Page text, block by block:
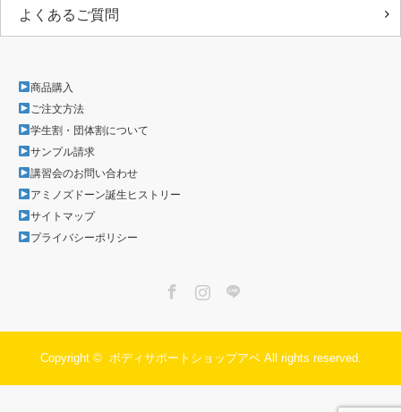
よくあるご質問
商品購入
ご注文方法
学生割・団体割について
サンプル請求
講習会のお問い合わせ
アミノズドーン誕生ヒストリー
サイトマップ
プライバシーポリシー
Copyright © ボディサポートショップアベAll rights reserved.